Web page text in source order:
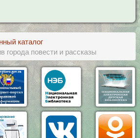
каталог
города повести и рассказы